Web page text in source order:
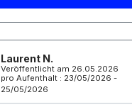
Laurent N.
Veröffentlicht am 26.05.2026
pro Aufenthalt : 23/05/2026 -
25/05/2026